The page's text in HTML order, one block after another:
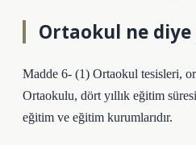
Ortaokul ne diye
Madde 6- (1) Ortaokul tesisleri,
Ortaokulu, dört yıllık eğitim
eğitim ve eğitim kurumlarıdır.